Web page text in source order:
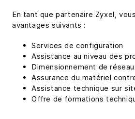
En tant que partenaire Zyxel,
avantages suivants :
Services de configuration
Assistance au niveau des
Dimensionnement de
Assurance du matériel
Assistance technique sur
Offre de formations